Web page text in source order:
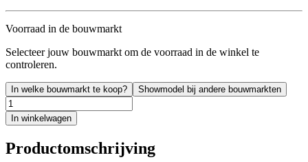
Voorraad in de bouwmarkt
Selecteer jouw bouwmarkt om de voorraad in de winkel te
controleren.
In welke bouwmarkt te koop? Showmodel bij andere bouwmarkten
In winkelwagen
Productomschrijving